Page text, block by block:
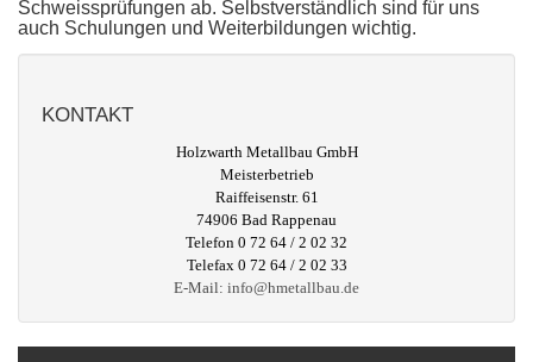
Schweissprüfungen ab. Selbstverständlich sind für uns
auch Schulungen und Weiterbildungen wichtig.
KONTAKT
Holzwarth Metallbau GmbH
Meisterbetrieb
Raiffeisenstr. 61
74906 Bad Rappenau
Telefon 0 72 64 / 2 02 32
Telefax 0 72 64 / 2 02 33
E-Mail: info@hmetallbau.de